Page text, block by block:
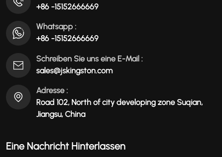
+86 -15152666669
Whatsapp :
+86 -15152666669
Schreiben Sie uns eine E-Mail :
sales@jskingston.com
Adresse :
Road 102, North of city developing zone Suqian,
Jiangsu, China
Eine Nachricht Hinterlassen